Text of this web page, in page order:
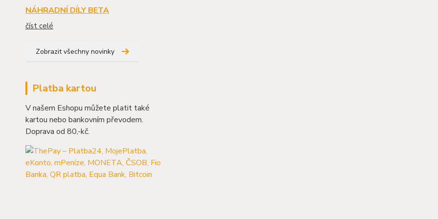
NÁHRADNÍ DÍLY BETA
číst celé
Zobrazit všechny novinky
Platba kartou
V našem Eshopu můžete platit také
kartou nebo bankovním převodem.
Doprava od 80,-kč.